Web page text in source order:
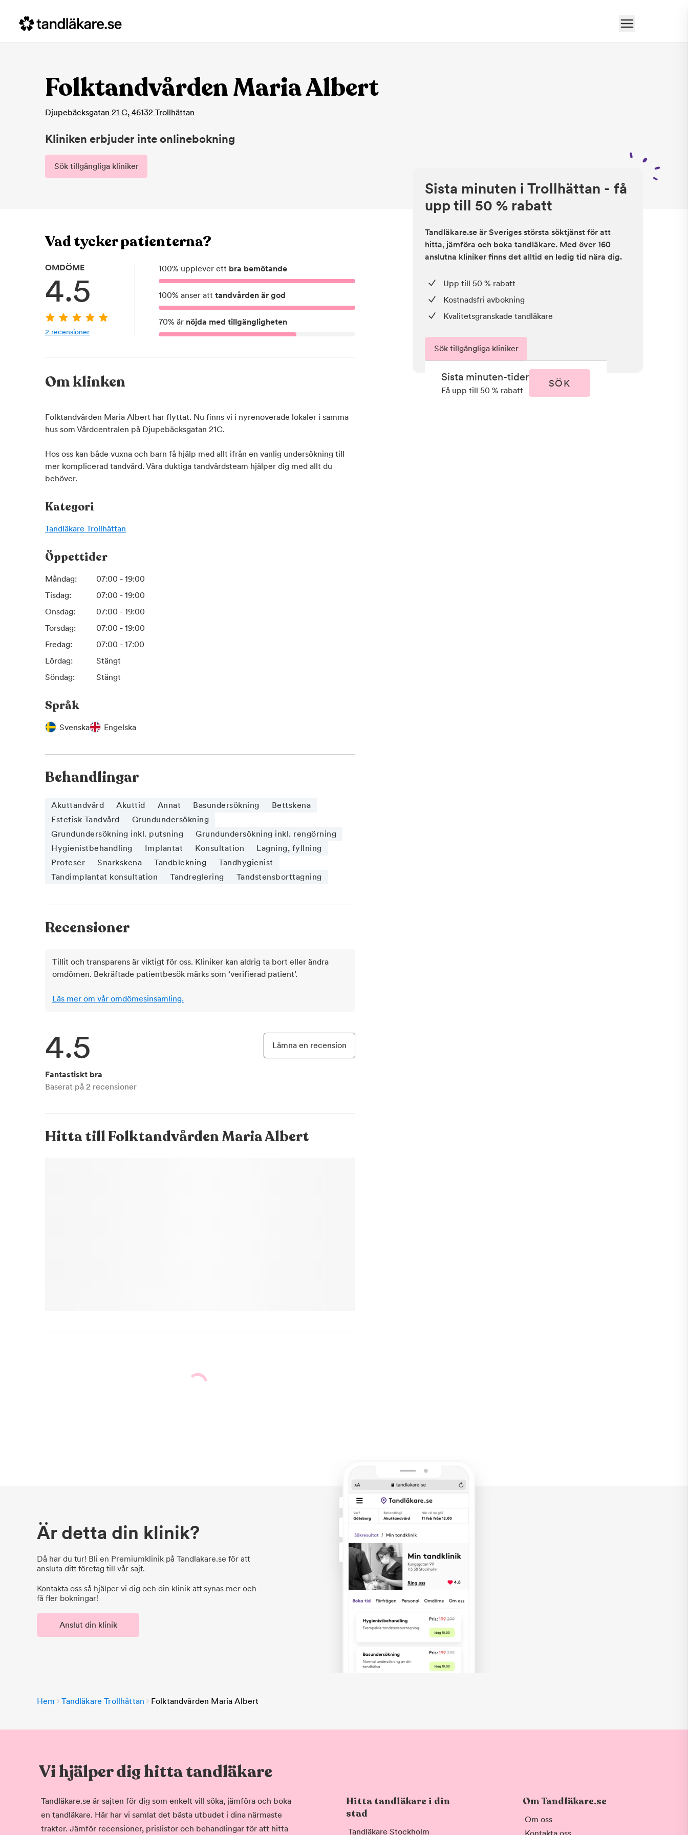
Folktandvården Maria Albert
Djupebäcksgatan 21 C, 46132 Trollhättan
Kliniken erbjuder inte onlinebokning
Sök tillgängliga kliniker
Vad tycker patienterna?
OMDÖME
4.5
2 recensioner
100% upplever ett bra bemötande
100% anser att tandvården är god
70% är nöjda med tillgängligheten
Sista minuten i Trollhättan - få
upp till 50 % rabatt
Tandläkare.se är Sveriges största söktjänst för att
hitta, jämföra och boka tandläkare. Med över 160
anslutna kliniker finns det alltid en ledig tid nära dig.
Upp till 50 % rabatt
Kostnadsfri avbokning
Kvalitetsgranskade tandläkare
Sök tillgängliga kliniker
Sista minuten-tider
Få upp till 50 % rabatt
SÖK
Om klinken
Folktandvården Maria Albert har flyttat. Nu finns vi i nyrenoverade lokaler i samma
hus som Vårdcentralen på Djupebäcksgatan 21C.
Hos oss kan både vuxna och barn få hjälp med allt ifrån en vanlig undersökning till
mer komplicerad tandvård. Våra duktiga tandvårdsteam hjälper dig med allt du
behöver.
Kategori
Tandläkare Trollhättan
Öppettider
Måndag:
07:00 - 19:00
Tisdag:
07:00 - 19:00
Onsdag:
07:00 - 19:00
Torsdag:
07:00 - 19:00
Fredag:
07:00 - 17:00
Lördag:
Stängt
Söndag:
Stängt
Språk
Svenska Engelska
Behandlingar
Akuttandvård Akuttid Annat Basundersökning
Bettskena
Estetisk Tandvård
Grundundersökning
Grundundersökning inkl. putsning
Grundundersökning inkl. rengörning
Hygienistbehandling
Implantat Konsultation
Lagning, fyllning
Proteser
Snarkskena Tandblekning
Tandhygienist
Tandimplantat konsultation
Tandreglering Tandstensborttagning
Recensioner
Tillit och transparens är viktigt för oss. Kliniker kan aldrig ta bort eller ändra
omdömen. Bekräftade patientbesök märks som ‘verifierad patient’.
Läs mer om vår omdömesinsamling.
4.5
Fantastiskt bra
Baserat på 2 recensioner
Lämna en recension
Hitta tillFolktandvården Maria Albert
Är detta din klinik?
Då har du tur! Bli en Premiumklinik på Tandlakare.se för att
ansluta ditt företag till vår sajt.
Kontakta oss så hjälper vi dig och din klinik att synas mer och
få fler bokningar!
Anslut din klinik
Hem Tandläkare Trollhättan Folktandvården Maria Albert
Vi hjälper dig hitta tandläkare
Tandläkare.se är sajten för dig som enkelt vill söka, jämföra och boka
en tandläkare. Här har vi samlat det bästa utbudet i dina närmaste
trakter. Jämför recensioner, prislistor och behandlingar för att hitta
Hitta tandläkare i din
stad
Tandläkare Stockholm
Om Tandläkare.se
Om oss